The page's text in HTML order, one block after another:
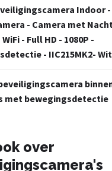
→
Indoor -
- Camera met
- Full HD - 1080P -
- IIC215MK2- Wit
met bewegingsdetectie
over